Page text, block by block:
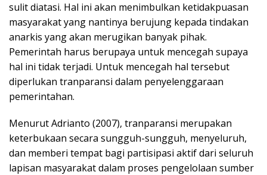
sulit diatasi. Hal ini akan menimbulkan ketidakpuasan
masyarakat yang nantinya berujung kepada tindakan
anarkis yang akan merugikan banyak pihak.
Pemerintah harus berupaya untuk mencegah supaya
hal ini tidak terjadi. Untuk mencegah hal tersebut
diperlukan tranparansi dalam penyelenggaraan
pemerintahan.
Menurut Adrianto (2007), tranparansi merupakan
keterbukaan secara sungguh-sungguh, menyeluruh,
dan memberi tempat bagi partisipasi aktif dari seluruh
lapisan masyarakat dalam proses pengelolaan sumber